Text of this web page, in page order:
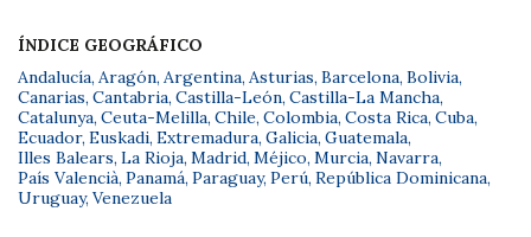
ÍNDICE GEOGRÁFICO
Andalucía, Aragón, Argentina, Asturias, Barcelona, Bolivia,
Canarias, Cantabria, Castilla-León, Castilla-La Mancha,
Catalunya, Ceuta-Melilla, Chile, Colombia, Costa Rica, Cuba,
Ecuador, Euskadi, Extremadura, Galicia, Guatemala,
Illes Balears, La Rioja, Madrid, Méjico, Murcia, Navarra,
País Valencià, Panamá, Paraguay, Perú, República Dominicana,
Uruguay, Venezuela